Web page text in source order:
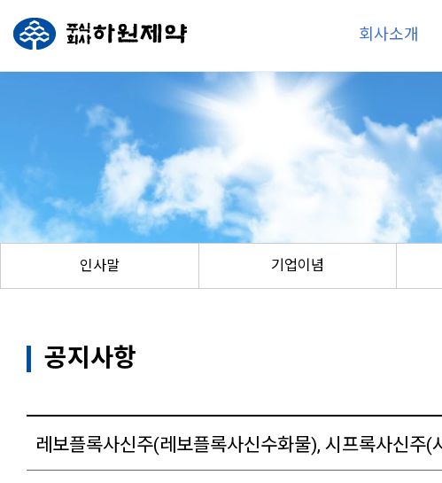
회사소개
인사말 기업이념
공지사항
레보플록사신주(레보플록사신수화물), 시프록사신주